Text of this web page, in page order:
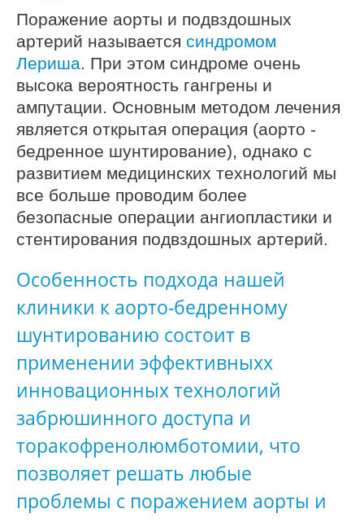
Поражение аорты и подвздошных
артерий называется синдромом
Лериша. При этом синдроме очень
высока вероятность гангрены и
ампутации. Основным методом лечения
является открытая операция (аорто -
бедренное шунтирование), однако с
развитием медицинских технологий мы
все больше проводим более
безопасные операции ангиопластики и
стентирования подвздошных артерий.
Особенность подхода нашей
клиники к аорто-бедренному
шунтированию состоит в
применении эффективныхх
инновационных технологий
забрюшинного доступа и
торакофренолюмботомии, что
позволяет решать любые
проблемы с поражением аорты и